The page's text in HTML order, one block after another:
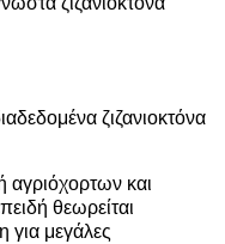
ζιζανιοκτόνα
αγριόχορτων και
θεωρείται
για μεγάλες